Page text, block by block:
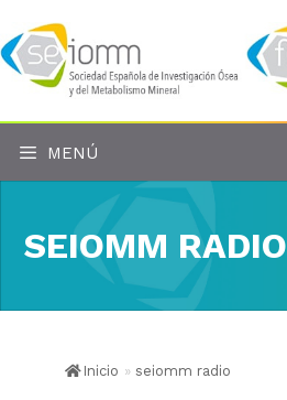
al
contenido
MENÚ
SEIOMM RADIO
Inicio » seiomm radio